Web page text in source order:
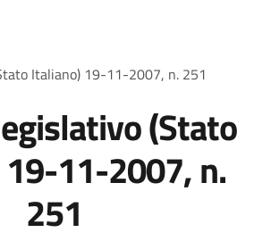
Italiano) 19-11-2007, n. 251
(Stato
11-2007, n.
251